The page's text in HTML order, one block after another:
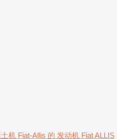
机 Fiat-Allis 的 发动机 Fiat ALLIS